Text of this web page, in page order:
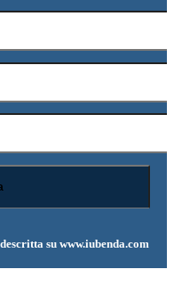
su www.iubenda.com